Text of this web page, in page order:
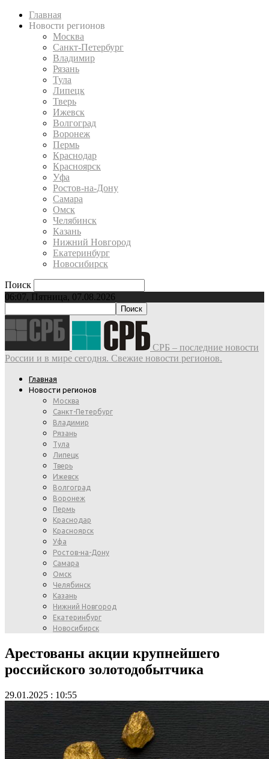
Главная
Новости регионов
Москва
Санкт-Петербург
Владимир
Рязань
Тула
Липецк
Тверь
Ижевск
Волгоград
Воронеж
Пермь
Краснодар
Красноярск
Уфа
Ростов-на-Дону
Самара
Омск
Челябинск
Казань
Нижний Новгород
Екатеринбург
Новосибирск
Поиск
06:07, Пятница, 07.08.2026
СРБ – последние новости
России и в мире сегодня. Свежие новости регионов.
Главная
Новости регионов
Москва
Санкт-Петербург
Владимир
Рязань
Тула
Липецк
Тверь
Ижевск
Волгоград
Воронеж
Пермь
Краснодар
Красноярск
Уфа
Ростов-на-Дону
Самара
Омск
Челябинск
Казань
Нижний Новгород
Екатеринбург
Новосибирск
Арестованы акции крупнейшего
российского золотодобытчика
29.01.2025 : 10:55